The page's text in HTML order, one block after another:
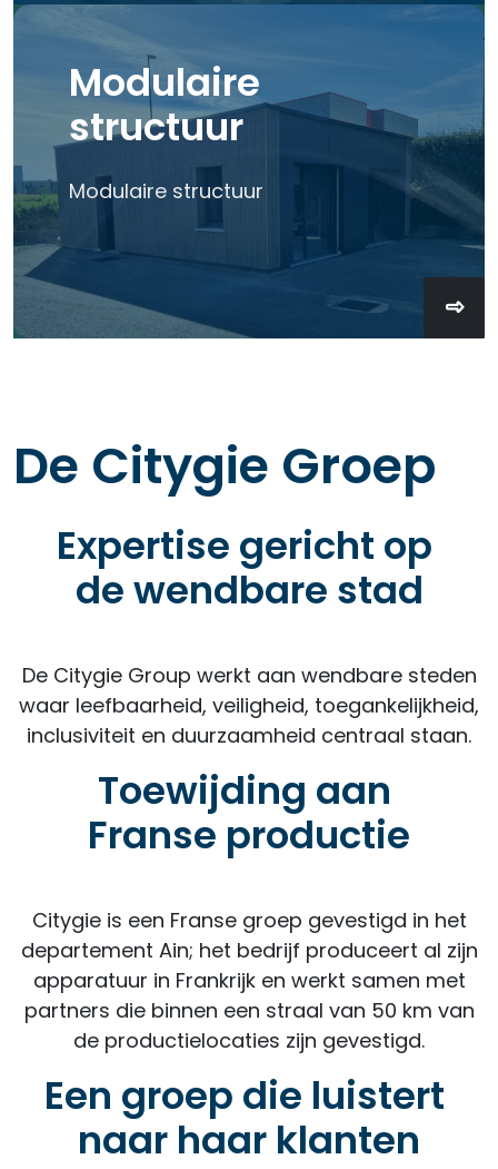
Modulaire
structuur
Modulaire structuur
De Citygie Groep
Expertise gericht op
de wendbare stad
De Citygie Group werkt aan wendbare steden
waar leefbaarheid, veiligheid, toegankelijkheid,
inclusiviteit en duurzaamheid centraal staan.
Toewijding aan
Franse productie
Citygie is een Franse groep gevestigd in het
departement Ain; het bedrijf produceert al zijn
apparatuur in Frankrijk en werkt samen met
partners die binnen een straal van 50 km van
de productielocaties zijn gevestigd.
Een groep die luistert
naar haar klanten